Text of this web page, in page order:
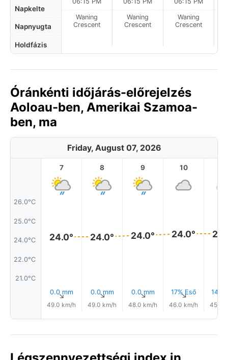
Napkelte
Napnyugta
Holdfázis
Waning
Crescent
Waning
Crescent
Waning
Crescent
Óránkénti időjárás-előrejelzés
Aoloau-ben, Amerikai Szamoa-
ben, ma
Friday, August 07, 2026
26.0°C
25.0°C
24.0°C
22.0°C
21.0°C
7
24.0°
0.0 mm
↑
49.0 km/h
8
24.0°
0.0 mm
↑
49.0 km/h
9
24.0°
0.0 mm
↑
48.0 km/h
10
24.0°
17% Eső
↑
46.0 km/h
14%
45.0